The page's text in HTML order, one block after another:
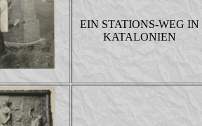
EIN STATIONS-WEG IN
KATALONIEN